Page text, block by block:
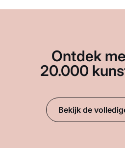
Ontdek
20.000
Bekijk de